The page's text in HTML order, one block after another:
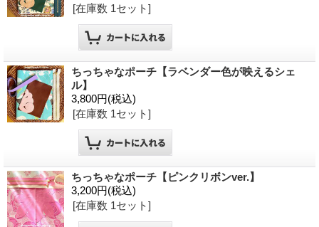
[在庫数 1セット]
ちっちゃなポーチ【ラベンダー色が映えるシェ
ル】
3,800円(税込)
[在庫数 1セット]
ちっちゃなポーチ【ピンクリボンver.】
3,200円(税込)
[在庫数 1セット]